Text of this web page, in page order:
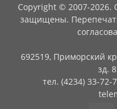
Copyright © 2007-2026.
защищены.
692519, Приморский
зд.
тел. (4234) 33-72-